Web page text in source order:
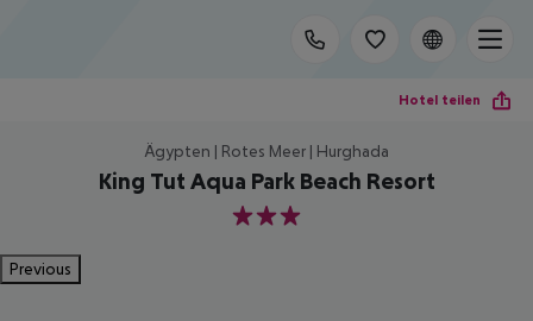
Hotel teilen
Ägypten | Rotes Meer | Hurghada
King Tut Aqua Park Beach Resort
3
Previous